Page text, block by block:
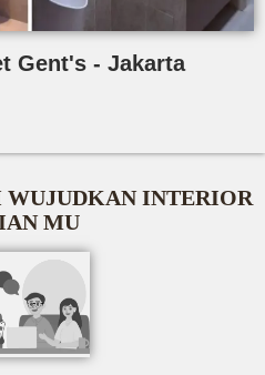
Gent's - Jakarta
INTERIOR
MU